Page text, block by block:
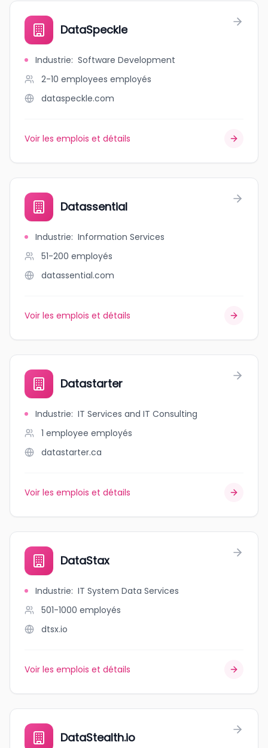
DataSpeckle
Industrie: Software Development
2-10 employees employés
dataspeckle.com
Voir les emplois et détails
Datassential
Industrie: Information Services
51-200 employés
datassential.com
Voir les emplois et détails
Datastarter
Industrie: IT Services and IT Consulting
1 employee employés
datastarter.ca
Voir les emplois et détails
DataStax
Industrie: IT System Data Services
501-1000 employés
dtsx.io
Voir les emplois et détails
DataStealth.io